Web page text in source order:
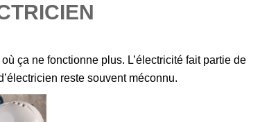
ça ne fonctionne plus. L’électricité fait partie de
reste souvent méconnu.